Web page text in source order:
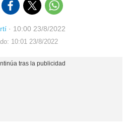
· 10:00 23/8/2022
10:01 23/8/2022